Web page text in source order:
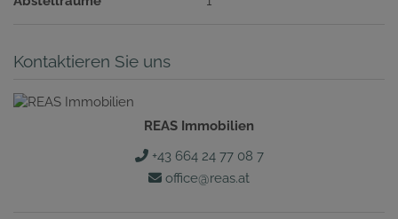
Kontaktieren Sie uns
REAS Immobilien
+43 664 24 77 08 7
office@reas.at